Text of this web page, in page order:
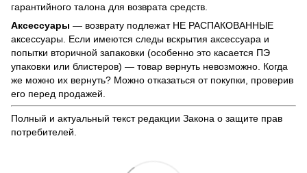
гарантийного талона для возврата средств.
Аксессуары — возврату подлежат НЕ РАСПАКОВАННЫЕ
аксессуары. Если имеются следы вскрытия аксессуара и
попытки вторичной запаковки (особенно это касается ПЭ
упаковки или блистеров) — товар вернуть невозможно. Когда
же можно их вернуть? Можно отказаться от покупки, проверив
его перед продажей.
Полный и актуальный текст редакции Закона о защите прав
потребителей